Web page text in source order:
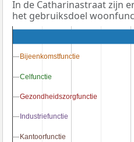
In de Catharinastraat zijn
het gebruiksdoel
Bijeenkomstfunctie
Bijeenkomstfunctie
Celfunctie
Celfunctie
Gezondheidszorgfunctie
Gezondheidszorgfunctie
Industriefunctie
Industriefunctie
Kantoorfunctie
Kantoorfunctie